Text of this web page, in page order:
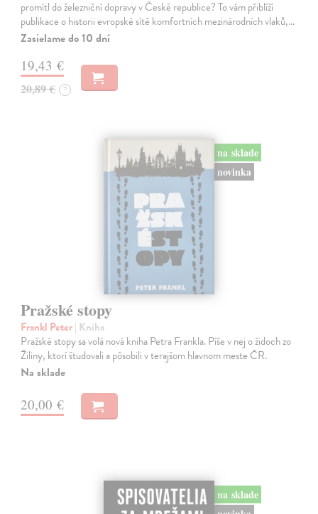
promítl do železniční dopravy v České republice? To vám přiblíží
publikace o historii evropské sítě komfortních mezinárodních vlaků,…
Zasielame do 10 dní
19,43 €
20,89 € ?
na sklade
novinka
Pražské stopy
Frankl Peter| Kniha
Pražské stopy sa volá nová kniha Petra Frankla. Píše v nej o židoch zo
Žiliny, ktorí študovali a pôsobili v terajšom hlavnom meste ČR.
Na sklade
20,00 €
na sklade